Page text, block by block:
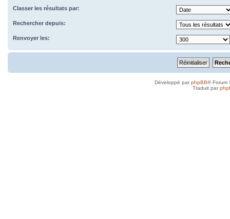
Classer les résultats par:
Rechercher depuis:
Renvoyer les:
Développé parphpBB® Forum
Traduit par